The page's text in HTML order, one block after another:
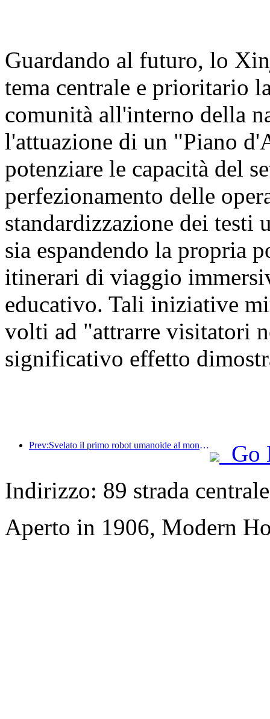
Guardando al futuro, lo
tema centrale e prioritario
comunità all'interno della
l'attuazione di un "Piano
potenziare le capacità del
perfezionamento delle
standardizzazione dei
sia espandendo la propria
itinerari di viaggio
educativo. Tali iniziative
volti ad "attrarre visitatori
significativo effetto
Prev:Svelato il primo robot umanoide al mondo specializzato nei servizi di ristorazione multi-scenario.
Go
Indirizzo: 89 strada
Aperto in 1906, Modern